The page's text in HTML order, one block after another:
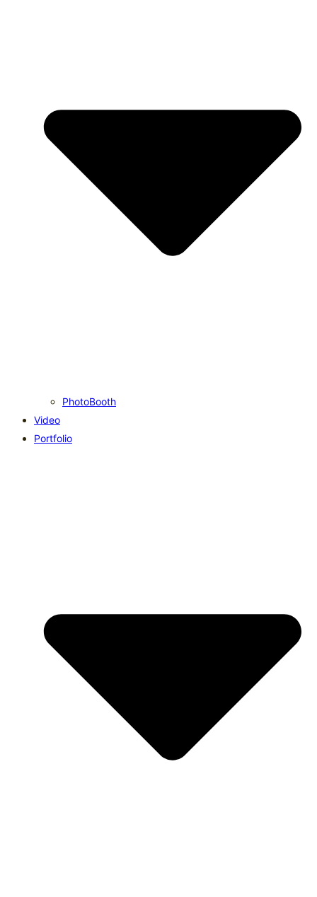
PhotoBooth
Video
Portfolio